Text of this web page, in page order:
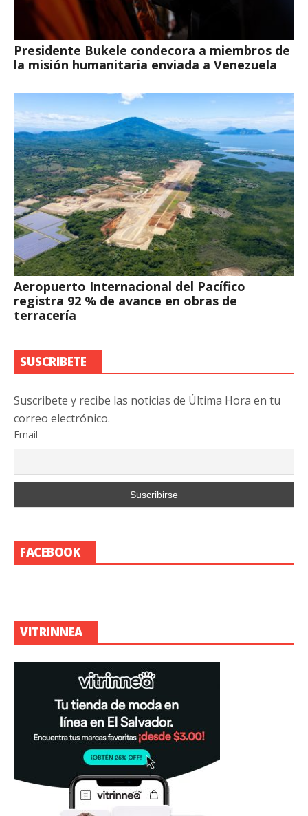
Presidente Bukele condecora a miembros de
la misión humanitaria enviada a Venezuela
Aeropuerto Internacional del Pacífico
registra 92 % de avance en obras de
terracería
SUSCRIBETE
Suscribete y recibe las noticias de Última Hora en tu
correo electrónico.
Email
FACEBOOK
VITRINNEA